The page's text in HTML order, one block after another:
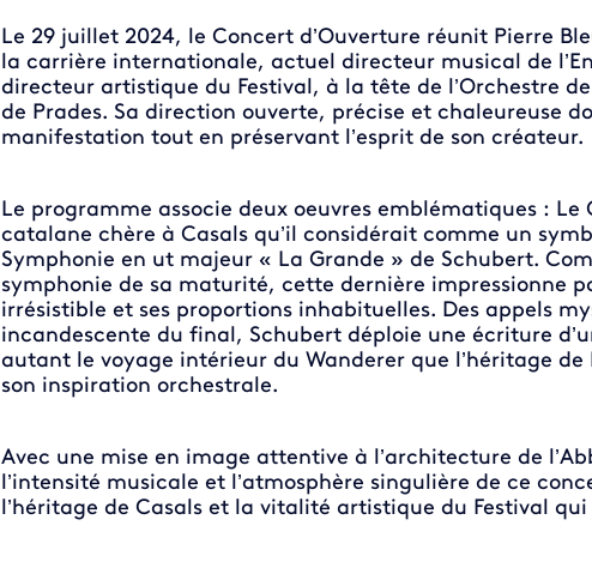
Le 29 juillet 2024, le Concert d’Ouverture réunit Pierre
la carrière internationale, actuel directeur musical de
directeur artistique du Festival, à la tête de l’Orchestre
de Prades. Sa direction ouverte, précise et chaleureuse
manifestation tout en préservant l’esprit de son créateur.
Le programme associe deux oeuvres emblématiques : Le
catalane chère à Casals qu’il considérait comme un
Symphonie en ut majeur « La Grande » de Schubert.
symphonie de sa maturité, cette dernière impressionne
irrésistible et ses proportions inhabituelles. Des appels
incandescente du final, Schubert déploie une écriture
autant le voyage intérieur du Wanderer que l’héritage
son inspiration orchestrale.
Avec une mise en image attentive à l’architecture de
l’intensité musicale et l’atmosphère singulière de ce
l’héritage de Casals et la vitalité artistique du Festival